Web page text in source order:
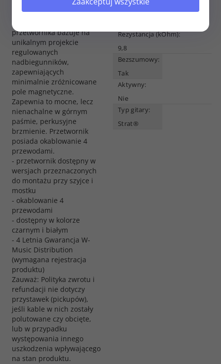
potrzeby potrafi zabrzmieć
klasycznym, czystym
dźwiękiem. Konstrukcja
przetwornika bazuje na
unikalnym projekcie
regulowanych
nadbiegunników,
zapewniających
minimalnie zróżnicowane
pole magnetyczne.
Zapewnia to mocne, lecz
nienachalne w górnym
paśmie, perkusyjne
brzmienie. Przetwornik
posiada okablowanie 4
przewodami.
- przetwornik dostępny w
wersjach przeznaczonych
do montażu przy szyjce i
mostku
- okablowanie 4
przewodami
- dostępny w kolorze
czarnym i białym
- 4 Letnia Gwarancja W-
Music Distribution
(wymagana rejestracja
produktu)
Zauważ: Polityka zwrotu i
refundacji nie dotyczy
przystawek (pickupów),
jeśli kable w nich zostały
polutowane czy obcięte,
lub w przypadku
występowania innego
uszkodzenia wpływającego
na stan produktu.
cewek:
Rezystancja (kOhm):
9,8
Bezszumowy:
Tak
Aktywny:
Nie
Typ gitary:
Strat®